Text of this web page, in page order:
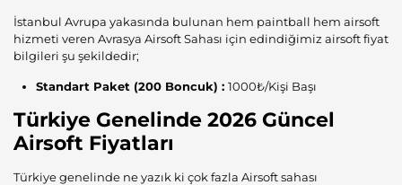
İstanbul Avrupa yakasında bulunan hem paintball hem airsoft
hizmeti veren Avrasya Airsoft Sahası için edindiğimiz airsoft fiyat
bilgileri şu şekildedir;
Standart Paket (200 Boncuk) : 1000₺/Kişi Başı
Türkiye Genelinde 2026 Güncel
Airsoft Fiyatları
Türkiye genelinde ne yazık ki çok fazla Airsoft sahası